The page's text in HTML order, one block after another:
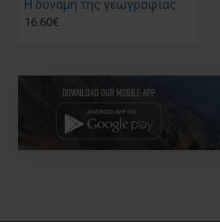
Η δύναμη της γεωγραφίας
16.60€